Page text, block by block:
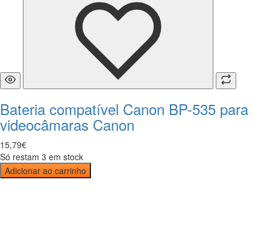
Bateria compatível Canon BP-535 para
videocâmaras Canon
15,79€
Só restam 3 em stock
Adicionar ao carrinho